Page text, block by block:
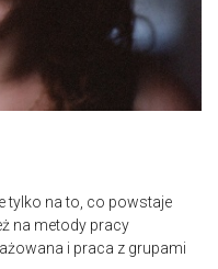
tylko na to, co powstaje
na metody pracy
i praca z grupami